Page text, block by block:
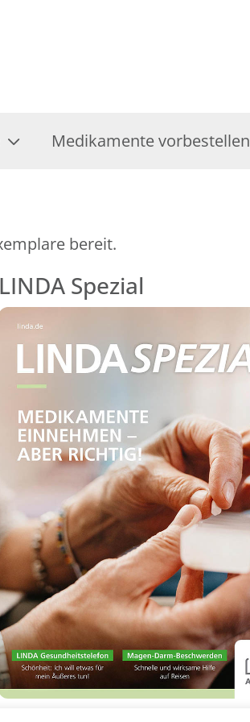
Medikamente vorbestellen
bereit.
LINDA Spezial